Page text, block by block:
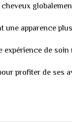
apparence
de
profiter de ses